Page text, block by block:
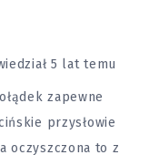
5 lat temu
zapewne
przysłowie
oczyszczona to z